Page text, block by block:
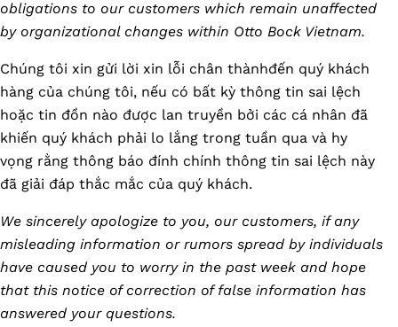
obligations to our customers which remain unaffected
by organizational changes within Otto Bock Vietnam.
Chúng tôi xin gửi lời xin lỗi chân thànhđến quý khách
hàng của chúng tôi, nếu có bất kỳ thông tin sai lệch
hoặc tin đồn nào được lan truyền bởi các cá nhân đã
khiến quý khách phải lo lắng trong tuần qua và hy
vọng rằng thông báo đính chính thông tin sai lệch này
đã giải đáp thắc mắc của quý khách.
We sincerely apologize to you, our customers, if any
misleading information or rumors spread by individuals
have caused you to worry in the past week and hope
that this notice of correction of false information has
answered your questions.